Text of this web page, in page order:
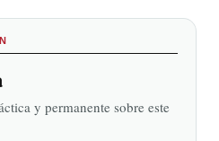
y permanente sobre este